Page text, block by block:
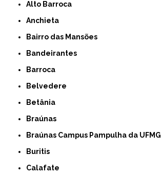
Alto Barroca
Anchieta
Bairro das Mansões
Bandeirantes
Barroca
Belvedere
Betânia
Braúnas
Braúnas Campus Pampulha da UFMG
Buritis
Calafate